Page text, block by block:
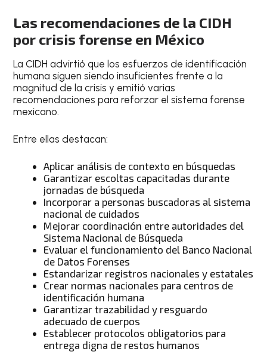
Las recomendaciones de la CIDH
por crisis forense en México
La CIDH advirtió que los esfuerzos de identificación
humana siguen siendo insuficientes frente a la
magnitud de la crisis y emitió varias
recomendaciones para reforzar el sistema forense
mexicano.
Entre ellas destacan:
Aplicar análisis de contexto en búsquedas
Garantizar escoltas capacitadas durante
jornadas de búsqueda
Incorporar a personas buscadoras al sistema
nacional de cuidados
Mejorar coordinación entre autoridades del
Sistema Nacional de Búsqueda
Evaluar el funcionamiento del Banco Nacional
de Datos Forenses
Estandarizar registros nacionales y estatales
Crear normas nacionales para centros de
identificación humana
Garantizar trazabilidad y resguardo
adecuado de cuerpos
Establecer protocolos obligatorios para
entrega digna de restos humanos